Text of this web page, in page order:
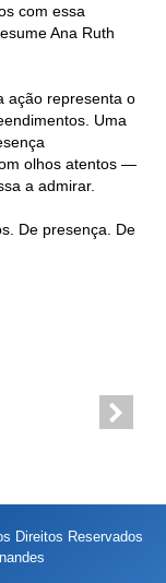
com essa
Ana Ruth
ação representa o
Uma
olhos atentos —
a admirar.
De presença. De
Direitos Reservados